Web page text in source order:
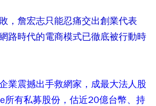
，詹宏志只能忍痛交出創業代表
路時代的電商模式已徹底被行動時
業震撼出手救網家，成最大法人股
所有私募股份，估近20億台幣、持